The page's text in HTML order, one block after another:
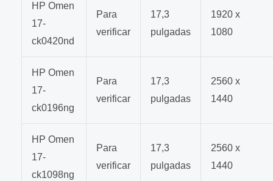
HP Omen
17-
ck0420nd
Para
verificar
17,3
pulgadas
1920 x
1080
HP Omen
17-
ck0196ng
Para
verificar
17,3
pulgadas
2560 x
1440
HP Omen
17-
ck1098ng
Para
verificar
17,3
pulgadas
2560 x
1440